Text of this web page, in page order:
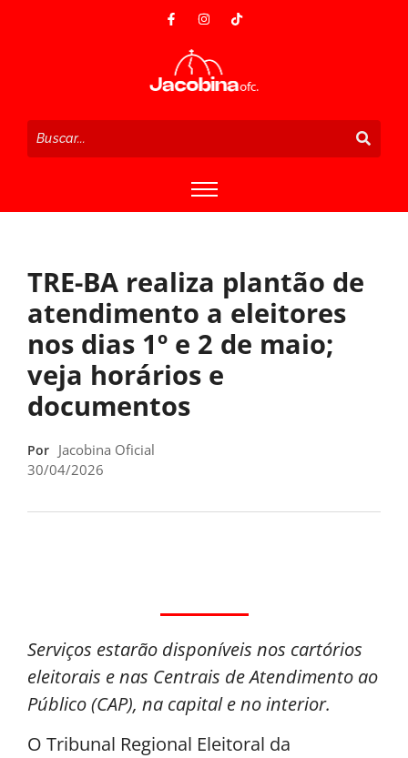
TRE-BA realiza plantão de
atendimento a eleitores
nos dias 1º e 2 de maio;
veja horários e
documentos
Por Jacobina Oficial
30/04/2026
Serviços estarão disponíveis nos cartórios
eleitorais e nas Centrais de Atendimento ao
Público (CAP), na capital e no interior.
O Tribunal Regional Eleitoral da